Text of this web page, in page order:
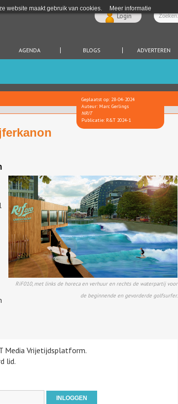
website maakt gebruik van cookies. Meer informatie
Login
AGENDA BLOGS ADVERTEREN
Geplaatst op: 28-04-2024
Auteur: Marc Gerlings
NRIT
Publicatie: R&T 2024-1
RiF010, met links de horeca en verhuur en rechts de waterpartij voor
de beginnende en gevorderde golfsurfer.
Media Vrijetijdsplatform.
lid.